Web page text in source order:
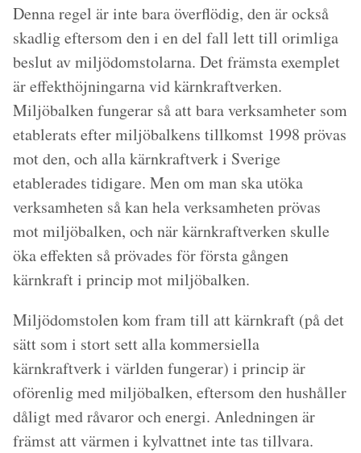
Denna regel är inte bara överflödig, den är också
skadlig eftersom den i en del fall lett till orimliga
beslut av miljödomstolarna. Det främsta exemplet
är effekthöjningarna vid kärnkraftverken.
Miljöbalken fungerar så att bara verksamheter som
etablerats efter miljöbalkens tillkomst 1998 prövas
mot den, och alla kärnkraftverk i Sverige
etablerades tidigare. Men om man ska utöka
verksamheten så kan hela verksamheten prövas
mot miljöbalken, och när kärnkraftverken skulle
öka effekten så prövades för första gången
kärnkraft i princip mot miljöbalken.
Miljödomstolen kom fram till att kärnkraft (på det
sätt som i stort sett alla kommersiella
kärnkraftverk i världen fungerar) i princip är
oförenlig med miljöbalken, eftersom den hushåller
dåligt med råvaror och energi. Anledningen är
främst att värmen i kylvattnet inte tas tillvara.